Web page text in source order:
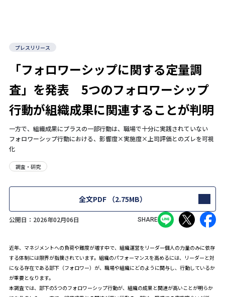
プレスリリース
「フォロワーシップに関する定量調
査」を発表 5つのフォロワーシップ
行動が組織成果に関連することが判明
一方で、組織成果にプラスの一部行動は、職場で十分に実践されていない
フォロワーシップ行動における、影響度×実施度×上司評価とのズレを可視
化
調査・研究
公開日： 2026年02月06日 SHARE
全文PDF （2.75MB）
近年、マネジメントへの負荷や難度が増す中で、組織運営をリーダー個人の力量のみに依存
する体制には限界が指摘されています。組織のパフォーマンスを高めるには、リーダーと対
になる存在である部下（フォロワー）が、職場や組織にどのように関与し、行動しているか
が重要となります。
本調査では、部下の5つのフォロワーシップ行動が、組織の成果と関連が高いことが明らか